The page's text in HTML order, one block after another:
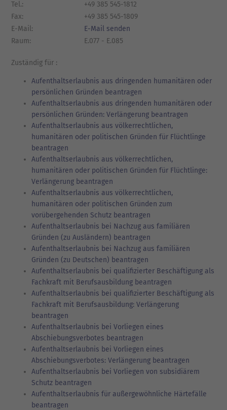
Tel.:
+49 385 545-1812
Fax:
+49 385 545-1809
E-Mail:
E-Mail senden
Raum:
E.077 - E.085
Zuständig für :
Aufenthaltserlaubnis aus dringenden humanitären oder
persönlichen Gründen beantragen
Aufenthaltserlaubnis aus dringenden humanitären oder
persönlichen Gründen: Verlängerung beantragen
Aufenthaltserlaubnis aus völkerrechtlichen,
humanitären oder politischen Gründen für Flüchtlinge
beantragen
Aufenthaltserlaubnis aus völkerrechtlichen,
humanitären oder politischen Gründen für Flüchtlinge:
Verlängerung beantragen
Aufenthaltserlaubnis aus völkerrechtlichen,
humanitären oder politischen Gründen zum
vorübergehenden Schutz beantragen
Aufenthaltserlaubnis bei Nachzug aus familiären
Gründen (zu Ausländern) beantragen
Aufenthaltserlaubnis bei Nachzug aus familiären
Gründen (zu Deutschen) beantragen
Aufenthaltserlaubnis bei qualifizierter Beschäftigung als
Fachkraft mit Berufsausbildung beantragen
Aufenthaltserlaubnis bei qualifizierter Beschäftigung als
Fachkraft mit Berufsausbildung: Verlängerung
beantragen
Aufenthaltserlaubnis bei Vorliegen eines
Abschiebungsverbotes beantragen
Aufenthaltserlaubnis bei Vorliegen eines
Abschiebungsverbotes: Verlängerung beantragen
Aufenthaltserlaubnis bei Vorliegen von subsidiärem
Schutz beantragen
Aufenthaltserlaubnis für außergewöhnliche Härtefälle
beantragen